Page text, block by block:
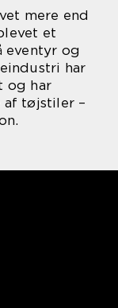
mere end
et
eventyr og
har
og har
tøjstiler –